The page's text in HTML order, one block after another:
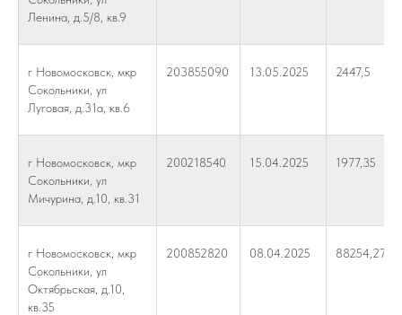
Ленина, д.5/8, кв.9
г Новомосковск, мкр
Сокольники, ул
Луговая, д.31а, кв.6
203855090 13.05.2025 2447,5
г Новомосковск, мкр
Сокольники, ул
Мичурина, д.10, кв.31
200218540 15.04.2025 1977,35
г Новомосковск, мкр
Сокольники, ул
Октябрьская, д.10,
кв.35
200852820 08.04.2025 88254,27